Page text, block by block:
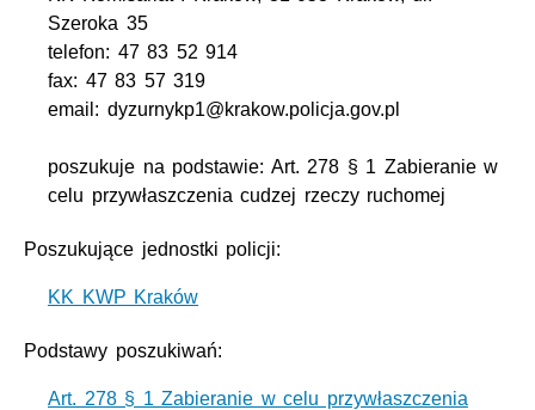
Szeroka 35
telefon: 47 83 52 914
fax: 47 83 57 319
email: dyzurnykp1@krakow.policja.gov.pl
poszukuje na podstawie: Art. 278 § 1 Zabieranie w
celu przywłaszczenia cudzej rzeczy ruchomej
Poszukujące jednostki policji:
KK KWP Kraków
Podstawy poszukiwań:
Art. 278 § 1 Zabieranie w celu przywłaszczenia